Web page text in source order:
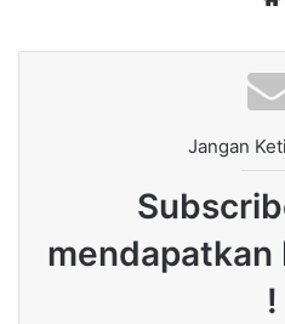
Jangan
mendapatkan
!